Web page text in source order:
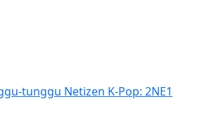
tunggu Netizen K-Pop: 2NE1